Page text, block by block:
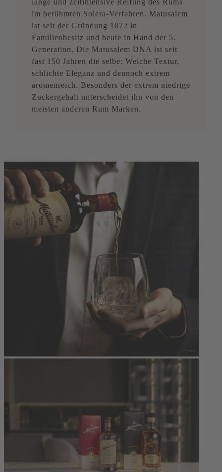
lange und zeitintensive Reifung des Rums
im berühmten Solera-Verfahren. Matusalem
ist seit der Gründung 1872 in
Familienbesitz und heute in Hand der 5.
Generation. Die Matusalem DNA ist seit
fast 150 Jahren die selbe: Weiche Textur,
schlichte Eleganz und dennoch extrem
aromenreich. Besonders der extrem niedrige
Zuckergehalt unterscheidet ihn von den
meisten anderen Rum Marken.